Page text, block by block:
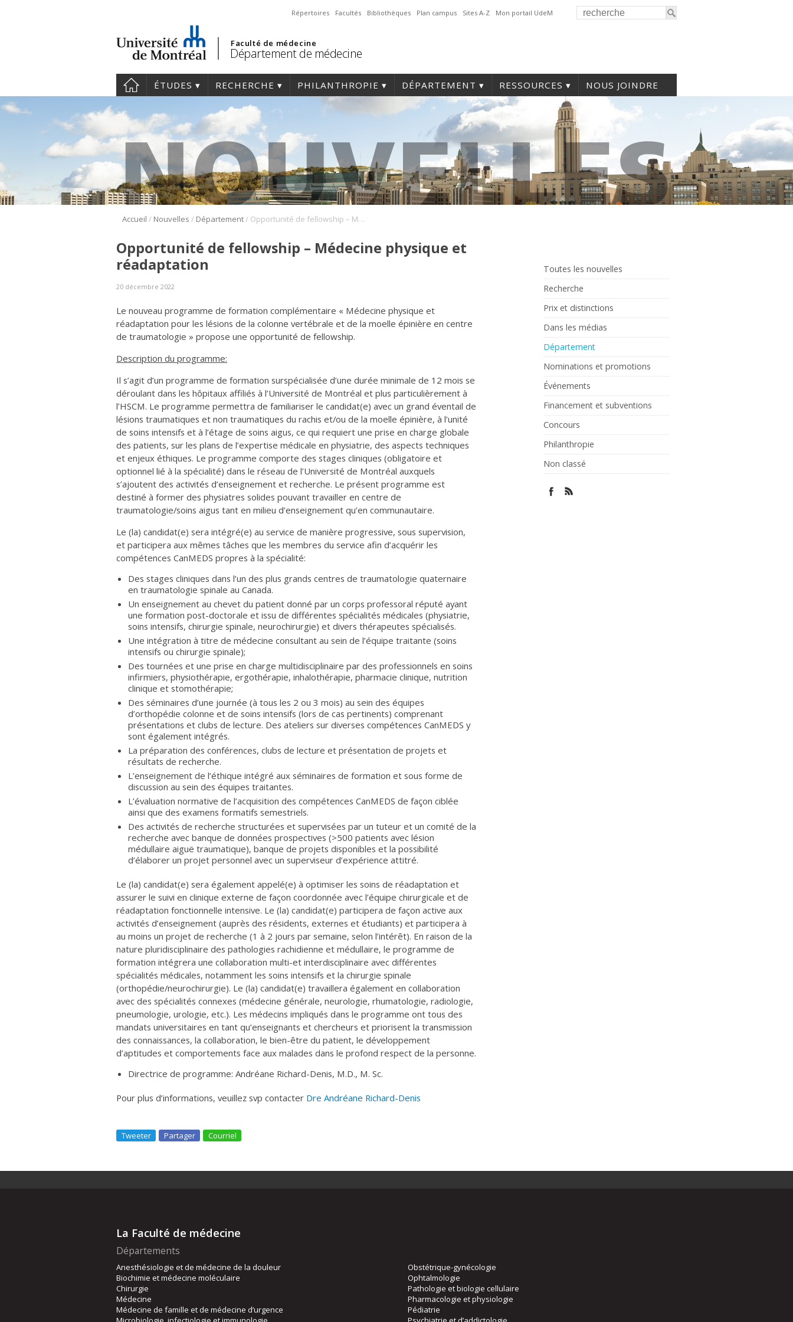
Répertoires Facultés Bibliothèques Plan campus Sites A-Z Mon portail UdeM
Faculté de médecine
Département de médecine
ÉTUDES RECHERCHE PHILANTHROPIE DÉPARTEMENT RESSOURCES NOUS JOINDRE
Accueil / Nouvelles / Département/ Opportunité de fellowship – Médecine physique et réadaptation
Toutes les nouvelles
Recherche
Prix et distinctions
Dans les médias
Département
Nominations et promotions
Événements
Financement et subventions
Concours
Philanthropie
Non classé
Opportunité de fellowship – Médecine physique et
réadaptation
20 décembre 2022
Le nouveau programme de formation complémentaire « Médecine physique et
réadaptation pour les lésions de la colonne vertébrale et de la moelle épinière en centre
de traumatologie » propose une opportunité de fellowship.
Description du programme:
Il s’agit d’un programme de formation surspécialisée d’une durée minimale de 12 mois se
déroulant dans les hôpitaux affiliés à l’Université de Montréal et plus particulièrement à
l’HSCM. Le programme permettra de familiariser le candidat(e) avec un grand éventail de
lésions traumatiques et non traumatiques du rachis et/ou de la moelle épinière, à l’unité
de soins intensifs et à l’étage de soins aigus, ce qui requiert une prise en charge globale
des patients, sur les plans de l’expertise médicale en physiatrie, des aspects techniques
et enjeux éthiques. Le programme comporte des stages cliniques (obligatoire et
optionnel lié à la spécialité) dans le réseau de l’Université de Montréal auxquels
s’ajoutent des activités d’enseignement et recherche. Le présent programme est
destiné à former des physiatres solides pouvant travailler en centre de
traumatologie/soins aigus tant en milieu d’enseignement qu’en communautaire.
Le (la) candidat(e) sera intégré(e) au service de manière progressive, sous supervision,
et participera aux mêmes tâches que les membres du service afin d’acquérir les
compétences CanMEDS propres à la spécialité:
Des stages cliniques dans l’un des plus grands centres de traumatologie quaternaire
en traumatologie spinale au Canada.
Un enseignement au chevet du patient donné par un corps professoral réputé ayant
une formation post-doctorale et issu de différentes spécialités médicales (physiatrie,
soins intensifs, chirurgie spinale, neurochirurgie) et divers thérapeutes spécialisés.
Une intégration à titre de médecine consultant au sein de l’équipe traitante (soins
intensifs ou chirurgie spinale);
Des tournées et une prise en charge multidisciplinaire par des professionnels en soins
infirmiers, physiothérapie, ergothérapie, inhalothérapie, pharmacie clinique, nutrition
clinique et stomothérapie;
Des séminaires d’une journée (à tous les 2 ou 3 mois) au sein des équipes
d’orthopédie colonne et de soins intensifs (lors de cas pertinents) comprenant
présentations et clubs de lecture. Des ateliers sur diverses compétences CanMEDS y
sont également intégrés.
La préparation des conférences, clubs de lecture et présentation de projets et
résultats de recherche.
L’enseignement de l’éthique intégré aux séminaires de formation et sous forme de
discussion au sein des équipes traitantes.
L’évaluation normative de l’acquisition des compétences CanMEDS de façon ciblée
ainsi que des examens formatifs semestriels.
Des activités de recherche structurées et supervisées par un tuteur et un comité de la
recherche avec banque de données prospectives (>500 patients avec lésion
médullaire aiguë traumatique), banque de projets disponibles et la possibilité
d’élaborer un projet personnel avec un superviseur d’expérience attitré.
Le (la) candidat(e) sera également appelé(e) à optimiser les soins de réadaptation et
assurer le suivi en clinique externe de façon coordonnée avec l’équipe chirurgicale et de
réadaptation fonctionnelle intensive. Le (la) candidat(e) participera de façon active aux
activités d’enseignement (auprès des résidents, externes et étudiants) et participera à
au moins un projet de recherche (1 à 2 jours par semaine, selon l’intérêt). En raison de la
nature pluridisciplinaire des pathologies rachidienne et médullaire, le programme de
formation intégrera une collaboration multi-et interdisciplinaire avec différentes
spécialités médicales, notamment les soins intensifs et la chirurgie spinale
(orthopédie/neurochirurgie). Le (la) candidat(e) travaillera également en collaboration
avec des spécialités connexes (médecine générale, neurologie, rhumatologie, radiologie,
pneumologie, urologie, etc.). Les médecins impliqués dans le programme ont tous des
mandats universitaires en tant qu’enseignants et chercheurs et priorisent la transmission
des connaissances, la collaboration, le bien-être du patient, le développement
d’aptitudes et comportements face aux malades dans le profond respect de la personne.
Directrice de programme: Andréane Richard-Denis, M.D., M. Sc.
Pour plus d’informations, veuillez svp contacter Dre Andréane Richard-Denis
Tweeter Partager Courriel
La Faculté de médecine
Départements
Anesthésiologie et de médecine de la douleur
Biochimie et médecine moléculaire
Chirurgie
Médecine
Médecine de famille et de médecine d’urgence
Obstétrique-gynécologie
Ophtalmologie
Pathologie et biologie cellulaire
Pharmacologie et physiologie
Pédiatrie